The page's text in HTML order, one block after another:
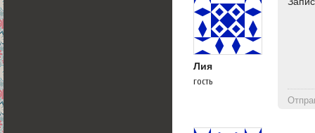
Лия
гость